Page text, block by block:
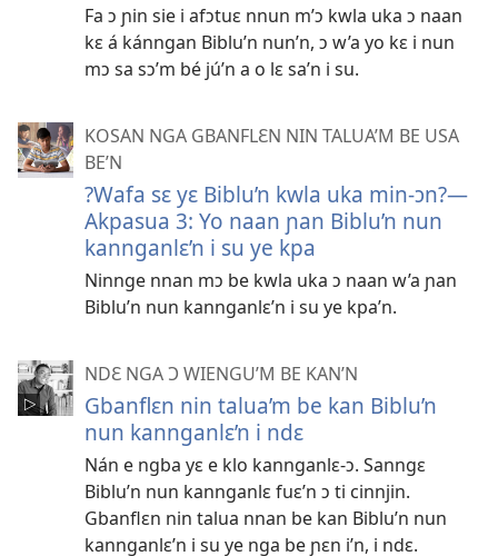
Fa ɔ ɲin sie i afɔtuɛ nnun m’ɔ kwla uka ɔ naan
kɛ á kánngan Biblu’n nun’n, ɔ w’a yo kɛ i nun
mɔ sa sɔ’m bé jú’n a o lɛ sa’n i su.
KOSAN NGA GBANFLƐN NIN TALUA’M BE USA
BE’N
?Wafa sɛ yɛ Biblu’n kwla uka min-ɔn?—
Akpasua 3: Yo naan ɲan Biblu’n nun
kannganlɛ’n i su ye kpa
Ninnge nnan mɔ be kwla uka ɔ naan w’a ɲan
Biblu’n nun kannganlɛ’n i su ye kpa’n.
NDƐ NGA Ɔ WIENGU’M BE KAN’N
Gbanflɛn nin talua’m be kan Biblu’n
nun kannganlɛ’n i ndɛ
Nán e ngba yɛ e klo kannganlɛ-ɔ. Sanngɛ
Biblu’n nun kannganlɛ fuɛ’n ɔ ti cinnjin.
Gbanflɛn nin talua nnan be kan Biblu’n nun
kannganlɛ’n i su ye nga be ɲɛn i’n, i ndɛ.